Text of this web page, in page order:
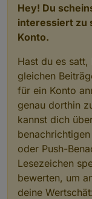
Hey! Du
interessiert zu
Konto.
Hast du es
gleichen
für ein Konto
genau dorthin
kannst dich
oder Push-
Lesezeichen
bewerten, um
deine